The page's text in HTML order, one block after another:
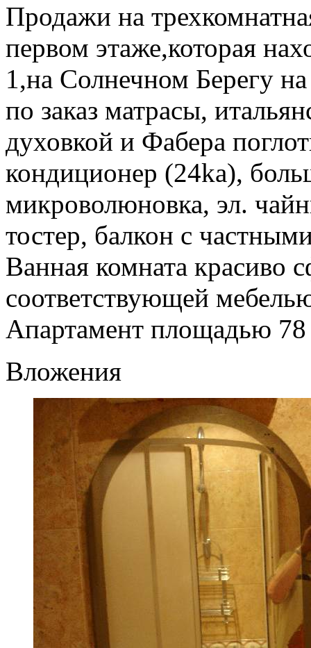
Продажи на
первом этаже,которая
1,на Солнечном Берегу
по заказ матрасы,
духовкой и Фабера
кондиционер (24ka),
микроволюновка, эл.
тостер, балкон с
Ванная комната красиво
соответствующей
Апартамент площадью 78
Вложения